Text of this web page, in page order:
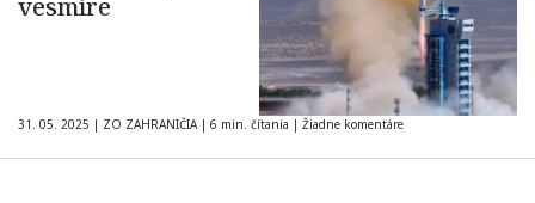
vesmíre
31. 05. 2025 | ZO ZAHRANIČIA | 6 min. čítania | Žiadne komentáre